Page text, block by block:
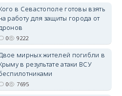
в Севастополе готовы взять
работу для защиты города от
0 9222
мирных жителей погибли в
в результате атаки ВСУ
0 7695